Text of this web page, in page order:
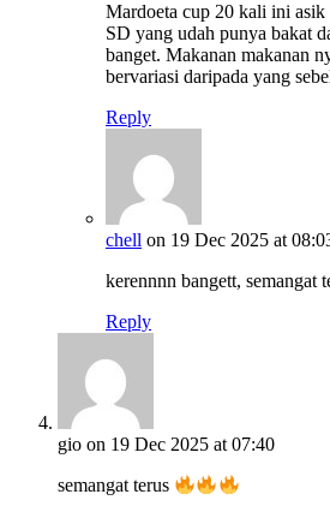
Mardoeta cup 20 kali ini asik
SD yang udah punya bakat
banget. Makanan makanan
bervariasi daripada yang
Reply
chell on 19 Dec 2025 at
kerennnn bangett, semangat
Reply
gio on 19 Dec 2025 at 07:40
semangat terus